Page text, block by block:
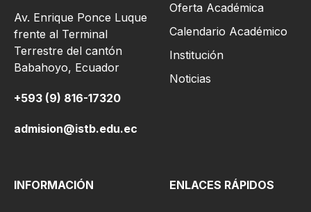
Av. Enrique Ponce Luque
frente al Terminal
Terrestre del cantón
Babahoyo, Ecuador
+593 (9) 816-17320
admision@istb.edu.ec
Oferta Académica
Calendario Académico
Institución
Noticias
INFORMACIÓN ENLACES RÁPIDOS